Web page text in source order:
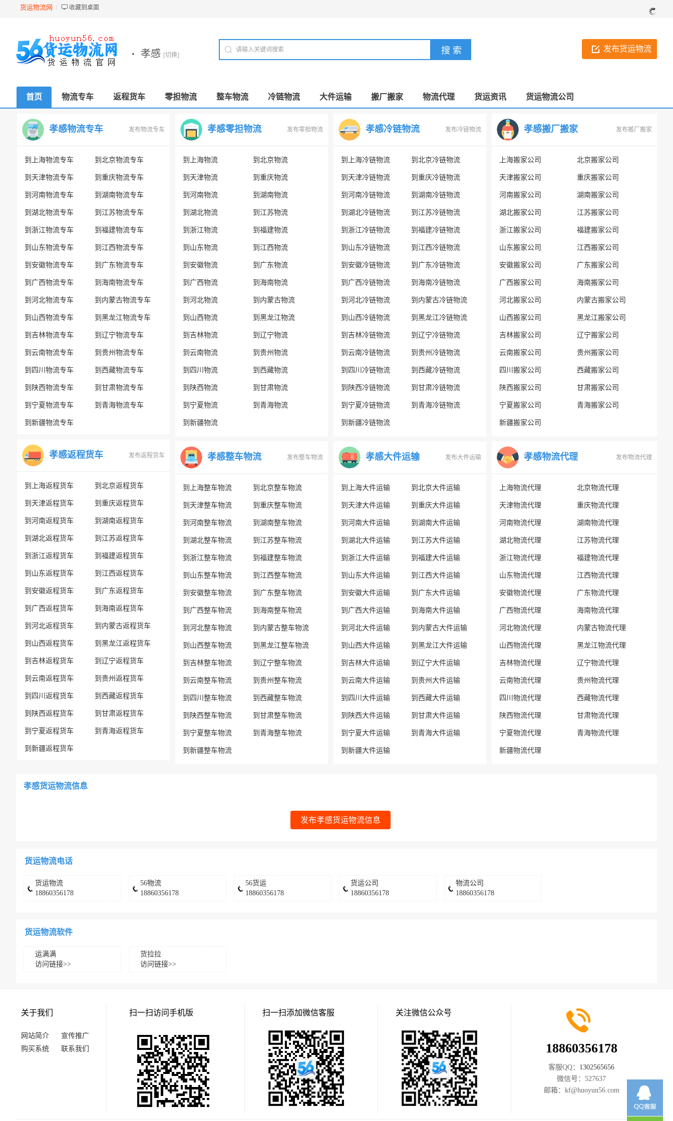
货运物流网 收藏到桌面
发布货运物流
· 孝感 [切换]
首页 物流专车 返程货车 零担物流 整车物流 冷链物流 大件运输 搬厂搬家 物流代理 货运资讯 货运物流公司
孝感物流专车 发布物流专车
到上海物流专车 到北京物流专车
到天津物流专车 到重庆物流专车
到河南物流专车 到湖南物流专车
到湖北物流专车 到江苏物流专车
到浙江物流专车 到福建物流专车
到山东物流专车 到江西物流专车
到安徽物流专车 到广东物流专车
到广西物流专车 到海南物流专车
到河北物流专车 到内蒙古物流专车
到山西物流专车 到黑龙江物流专车
到吉林物流专车 到辽宁物流专车
到云南物流专车 到贵州物流专车
到四川物流专车 到西藏物流专车
到陕西物流专车 到甘肃物流专车
到宁夏物流专车 到青海物流专车
到新疆物流专车
孝感返程货车 发布返程货车
到上海返程货车 到北京返程货车
到天津返程货车 到重庆返程货车
到河南返程货车 到湖南返程货车
到湖北返程货车 到江苏返程货车
到浙江返程货车 到福建返程货车
到山东返程货车 到江西返程货车
到安徽返程货车 到广东返程货车
到广西返程货车 到海南返程货车
到河北返程货车 到内蒙古返程货车
到山西返程货车 到黑龙江返程货车
到吉林返程货车 到辽宁返程货车
到云南返程货车 到贵州返程货车
到四川返程货车 到西藏返程货车
到陕西返程货车 到甘肃返程货车
到宁夏返程货车 到青海返程货车
到新疆返程货车
孝感零担物流 发布零担物流
到上海物流 到北京物流
到天津物流 到重庆物流
到河南物流 到湖南物流
到湖北物流 到江苏物流
到浙江物流 到福建物流
到山东物流 到江西物流
到安徽物流 到广东物流
到广西物流 到海南物流
到河北物流 到内蒙古物流
到山西物流 到黑龙江物流
到吉林物流 到辽宁物流
到云南物流 到贵州物流
到四川物流 到西藏物流
到陕西物流 到甘肃物流
到宁夏物流 到青海物流
到新疆物流
孝感整车物流 发布整车物流
到上海整车物流 到北京整车物流
到天津整车物流 到重庆整车物流
到河南整车物流 到湖南整车物流
到湖北整车物流 到江苏整车物流
到浙江整车物流 到福建整车物流
到山东整车物流 到江西整车物流
到安徽整车物流 到广东整车物流
到广西整车物流 到海南整车物流
到河北整车物流 到内蒙古整车物流
到山西整车物流 到黑龙江整车物流
到吉林整车物流 到辽宁整车物流
到云南整车物流 到贵州整车物流
到四川整车物流 到西藏整车物流
到陕西整车物流 到甘肃整车物流
到宁夏整车物流 到青海整车物流
到新疆整车物流
孝感冷链物流 发布冷链物流
到上海冷链物流 到北京冷链物流
到天津冷链物流 到重庆冷链物流
到河南冷链物流 到湖南冷链物流
到湖北冷链物流 到江苏冷链物流
到浙江冷链物流 到福建冷链物流
到山东冷链物流 到江西冷链物流
到安徽冷链物流 到广东冷链物流
到广西冷链物流 到海南冷链物流
到河北冷链物流 到内蒙古冷链物流
到山西冷链物流 到黑龙江冷链物流
到吉林冷链物流 到辽宁冷链物流
到云南冷链物流 到贵州冷链物流
到四川冷链物流 到西藏冷链物流
到陕西冷链物流 到甘肃冷链物流
到宁夏冷链物流 到青海冷链物流
到新疆冷链物流
孝感大件运输 发布大件运输
到上海大件运输 到北京大件运输
到天津大件运输 到重庆大件运输
到河南大件运输 到湖南大件运输
到湖北大件运输 到江苏大件运输
到浙江大件运输 到福建大件运输
到山东大件运输 到江西大件运输
到安徽大件运输 到广东大件运输
到广西大件运输 到海南大件运输
到河北大件运输 到内蒙古大件运输
到山西大件运输 到黑龙江大件运输
到吉林大件运输 到辽宁大件运输
到云南大件运输 到贵州大件运输
到四川大件运输 到西藏大件运输
到陕西大件运输 到甘肃大件运输
到宁夏大件运输 到青海大件运输
到新疆大件运输
孝感搬厂搬家 发布搬厂搬家
上海搬家公司 北京搬家公司
天津搬家公司 重庆搬家公司
河南搬家公司 湖南搬家公司
湖北搬家公司 江苏搬家公司
浙江搬家公司 福建搬家公司
山东搬家公司 江西搬家公司
安徽搬家公司 广东搬家公司
广西搬家公司 海南搬家公司
河北搬家公司 内蒙古搬家公司
山西搬家公司 黑龙江搬家公司
吉林搬家公司 辽宁搬家公司
云南搬家公司 贵州搬家公司
四川搬家公司 西藏搬家公司
陕西搬家公司 甘肃搬家公司
宁夏搬家公司 青海搬家公司
新疆搬家公司
孝感物流代理 发布物流代理
上海物流代理 北京物流代理
天津物流代理 重庆物流代理
河南物流代理 湖南物流代理
湖北物流代理 江苏物流代理
浙江物流代理 福建物流代理
山东物流代理 江西物流代理
安徽物流代理 广东物流代理
广西物流代理 海南物流代理
河北物流代理 内蒙古物流代理
山西物流代理 黑龙江物流代理
吉林物流代理 辽宁物流代理
云南物流代理 贵州物流代理
四川物流代理 西藏物流代理
陕西物流代理 甘肃物流代理
宁夏物流代理 青海物流代理
新疆物流代理
孝感货运物流信息
发布孝感货运物流信息
货运物流电话
货运物流
18860356178
56物流
18860356178
56货运
18860356178
货运公司
18860356178
物流公司
18860356178
货运物流软件
运满满
访问链接>>
货拉拉
访问链接>>
关于我们
网站简介
宣传推广
购买系统
联系我们
扫一扫访问手机版 扫一扫添加微信客服 关注微信公众号
18860356178
客服QQ： 1302565656
微信号： 527637
邮箱： kf@huoyun56.com